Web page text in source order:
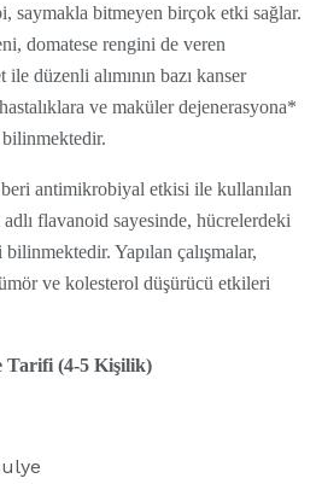
saymakla bitmeyen birçok etki sağlar.
domatese rengini de veren
düzenli alımının bazı kanser
ve maküler dejenerasyona*
bilinmektedir.
antimikrobiyal etkisi ile kullanılan
flavanoid sayesinde, hücrelerdeki
Yapılan çalışmalar,
ve kolesterol düşürücü etkileri
Tarifi (4-5 Kişilik)